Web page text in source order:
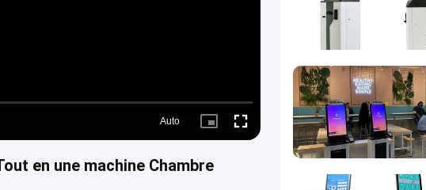
Auto
Picture- Fullscreen
en une machine Chambre